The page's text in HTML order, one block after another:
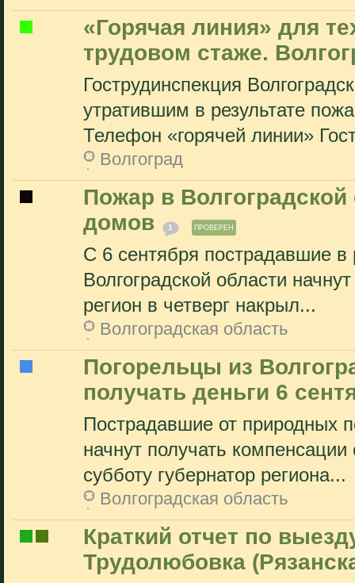
«Горячая линия» для
трудовом стаже.
Гострудинспекция
утратившим в результате
Телефон «горячей линии»
Волгоград
Пожар в
домов
1 ПРОВЕРЕН
С 6 сентября пострадавшие в
Волгоградской области
регион в четверг накрыл...
Волгоградская область
Погорельцы из
получать деньги 6
Пострадавшие от природных
начнут получать
субботу губернатор региона...
Волгоградская область
Краткий отчет по
Трудолюбовка